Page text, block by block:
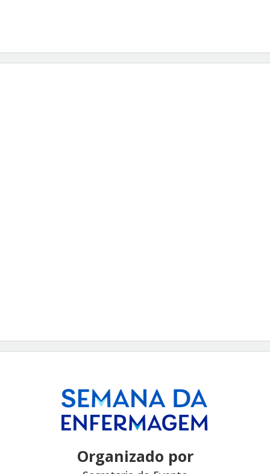
Organizado por